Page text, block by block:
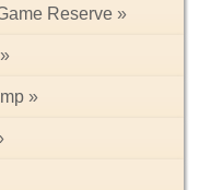
Reserve